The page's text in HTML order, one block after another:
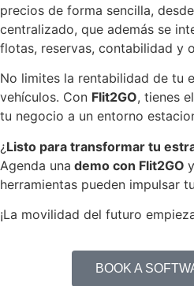
precios de forma sencilla,
centralizado, que además se
flotas, reservas, contabilidad y
No limites la rentabilidad de tu
vehículos. Con Flit2GO, tienes
tu negocio a un entorno
¿Listo para transformar tu
Agenda una demo con Flit2GO
herramientas pueden impulsar
¡La movilidad del futuro
BOOK A